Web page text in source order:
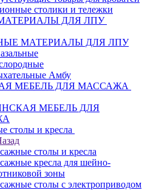
столики и тележки
ДЛЯ ЛПУ
МАТЕРИАЛЫ ДЛЯ ЛПУ
Амбу
МЕБЕЛЬ ДЛЯ МАССАЖА
МЕБЕЛЬ ДЛЯ
столы и кресла
столы и кресла
кресла для шейно-
зоны
столы с электроприводом